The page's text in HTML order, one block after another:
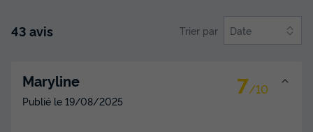
43 avis Trier par Date
Maryline 7/10
Publié le 19/08/2025